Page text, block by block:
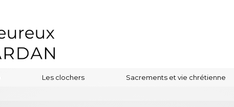
Les clochers Sacrements et vie chrétienne